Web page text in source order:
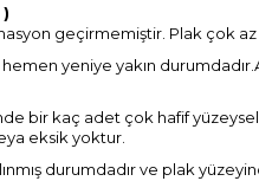
geçirmemiştir. Plak çok az
yeniye yakın
bir kaç adet çok hafif
eksik yoktur.
durumdadır ve plak